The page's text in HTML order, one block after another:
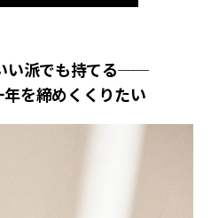
い派でも持てる──
を締めくくりたい